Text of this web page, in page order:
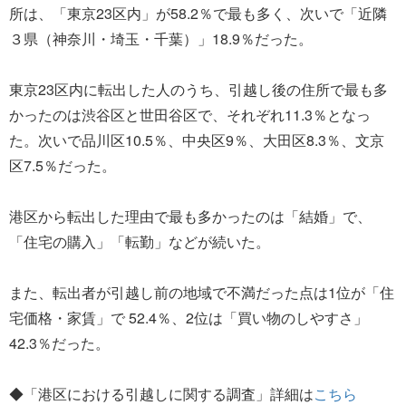
所は、「東京23区内」が58.2％で最も多く、次いで「近隣
３県（神奈川・埼玉・千葉）」18.9％だった。
東京23区内に転出した人のうち、引越し後の住所で最も多
かったのは渋谷区と世田谷区で、それぞれ11.3％となっ
た。次いで品川区10.5％、中央区9％、大田区8.3％、文京
区7.5％だった。
港区から転出した理由で最も多かったのは「結婚」で、
「住宅の購入」「転勤」などが続いた。
また、転出者が引越し前の地域で不満だった点は1位が「住
宅価格・家賃」で 52.4％、2位は「買い物のしやすさ」
42.3％だった。
◆「港区における引越しに関する調査」詳細はこちら